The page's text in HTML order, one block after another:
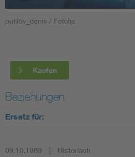
Smart Cities
Blitzschutz: DIN EN 62305 in der
Circular Economy für mehr
putilov_denis / Fotolia
Kaufen
Beziehungen
Ersatz für:
09.10.1989 Historisch